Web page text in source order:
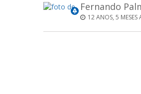
Fernando
12 ANOS, 5 MESES